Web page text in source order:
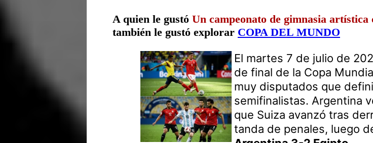
A quien le gustó Un campeonato de gimnasia
también le gustó explorar COPA DEL MUNDO
El martes 7 de julio de
de final de la Copa
muy disputados que
semifinalistas. Argentina
que Suiza avanzó tras
tanda de penales, luego